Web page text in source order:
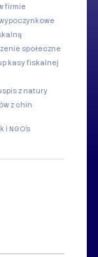
firmie
społeczne
kasy fiskalnej
spis z natury
z chin
i NGO's